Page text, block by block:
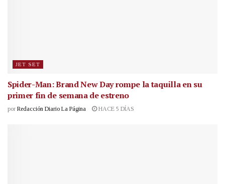
JET SET
Spider-Man: Brand New Day rompe la taquilla en su
primer fin de semana de estreno
por Redacción Diario La Página HACE 5 DÍAS